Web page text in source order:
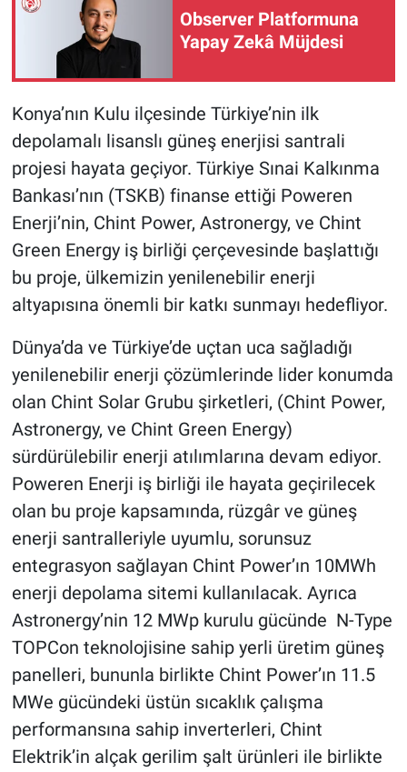
Observer Platformuna
Yapay Zekâ Müjdesi
Konya’nın Kulu ilçesinde Türkiye’nin ilk
depolamalı lisanslı güneş enerjisi santrali
projesi hayata geçiyor. Türkiye Sınai Kalkınma
Bankası’nın (TSKB) finanse ettiği Poweren
Enerji’nin, Chint Power, Astronergy, ve Chint
Green Energy iş birliği çerçevesinde başlattığı
bu proje, ülkemizin yenilenebilir enerji
altyapısına önemli bir katkı sunmayı hedefliyor.
Dünya’da ve Türkiye’de uçtan uca sağladığı
yenilenebilir enerji çözümlerinde lider konumda
olan Chint Solar Grubu şirketleri, (Chint Power,
Astronergy, ve Chint Green Energy)
sürdürülebilir enerji atılımlarına devam ediyor.
Poweren Enerji iş birliği ile hayata geçirilecek
olan bu proje kapsamında, rüzgâr ve güneş
enerji santralleriyle uyumlu, sorunsuz
entegrasyon sağlayan Chint Power’ın 10MWh
enerji depolama sitemi kullanılacak. Ayrıca
Astronergy’nin 12 MWp kurulu gücünde N-Type
TOPCon teknolojisine sahip yerli üretim güneş
panelleri, bununla birlikte Chint Power’ın 11.5
MWe gücündeki üstün sıcaklık çalışma
performansına sahip inverterleri, Chint
Elektrik’in alçak gerilim şalt ürünleri ile birlikte